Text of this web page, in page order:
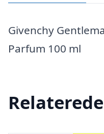
Givenchy
Parfum 100 ml